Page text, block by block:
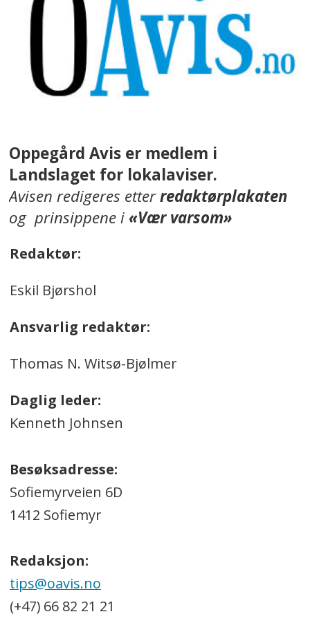
Oppegård Avis er medlem i
Landslaget for lokalaviser.
Avisen redigeres etterredaktørplakaten
og prinsippene i«Vær varsom»
Redaktør:
Eskil Bjørshol
Ansvarlig redaktør:
Thomas N. Witsø-Bjølmer
Daglig leder:
Kenneth Johnsen
Besøksadresse:
Sofiemyrveien 6D
1412 Sofiemyr
Redaksjon:
tips@oavis.no
(+47) 66 82 21 21